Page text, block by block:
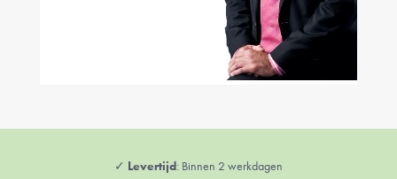
✓ Levertijd: Binnen 2 werkdagen